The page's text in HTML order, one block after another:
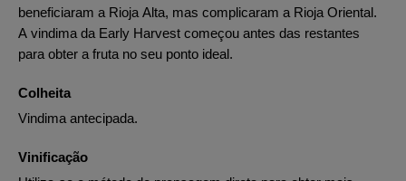
beneficiaram a Rioja Alta, mas complicaram a Rioja Oriental.
A vindima da Early Harvest começou antes das restantes
para obter a fruta no seu ponto ideal.
Colheita
Vindima antecipada.
Vinificação